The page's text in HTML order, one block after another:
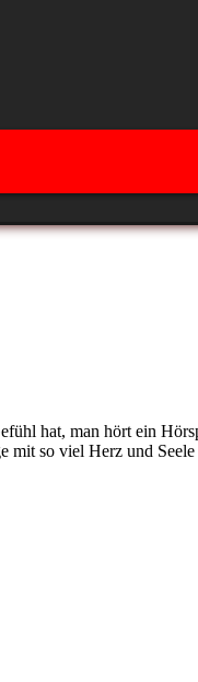
hat, man hört ein
so viel Herz und Seele